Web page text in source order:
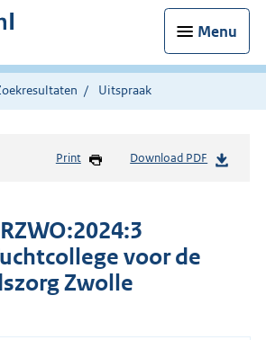
Menu
Uitspraak
Print Download PDF
voor de
Zwolle